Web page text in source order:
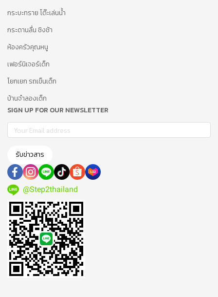
กระบะทราย โต๊ะเล่นน้ำ
กระดานลื่น ชิงช้า
ห้องครัวคุณหนู
เฟอร์นิเจอร์เด็ก
โยกเยก รถเข็นเด็ก
บ้านจำลองเด็ก
SIGN UP FOR OUR NEWSLETTER
รับข่าวสาร
@Step2thailand